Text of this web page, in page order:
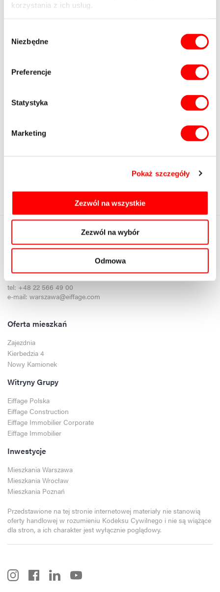
korzystania z ich usług.
zgody
Niezbędne
Preferencje
Statystyka
Marketing
Pokaż szczegóły
Zezwól na wszystkie
Zezwól na wybór
Odmowa
Wyślij
rozwiń / zwiń
użyciu urządzeń telekomunikacyjnych,
Eiffage Immobilier Polska
tel: +48 22 566 49 00
e-mail: warszawa@eiffage.com
Oferta mieszkań
Zajezdnia
Kierbedzia 4
Nowy Kamionek
Witryny Grupy
Eiffage Polska
Eiffage Construction
Eiffage Immobilier Corporate
Eiffage Immobilier
Inwestycje
Mieszkania Warszawa
Mieszkania Wrocław
Mieszkania Poznań
Przedstawione na tej stronie internetowej materiały nie stanowią
oferty handlowej w rozumieniu Kodeksu Cywilnego i nie są wiążące
dla stron, a ich charakter jest wyłącznie poglądowy.